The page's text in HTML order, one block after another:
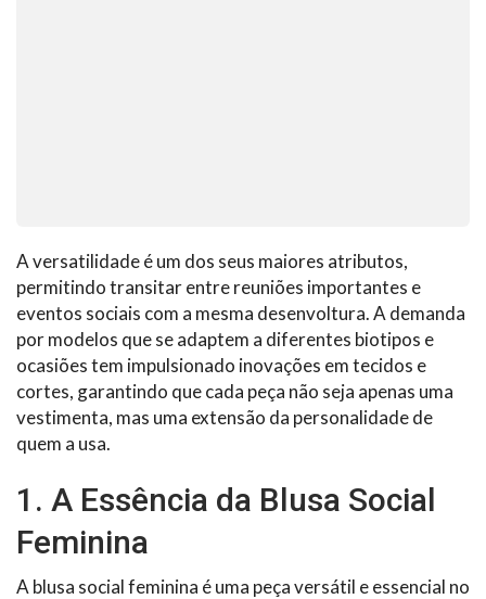
A versatilidade é um dos seus maiores atributos,
permitindo transitar entre reuniões importantes e
eventos sociais com a mesma desenvoltura. A demanda
por modelos que se adaptem a diferentes biotipos e
ocasiões tem impulsionado inovações em tecidos e
cortes, garantindo que cada peça não seja apenas uma
vestimenta, mas uma extensão da personalidade de
quem a usa.
1. A Essência da Blusa Social
Feminina
A blusa social feminina é uma peça versátil e essencial no